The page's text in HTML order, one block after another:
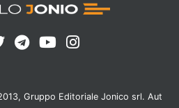
Gruppo Editoriale Jonico srl. Aut